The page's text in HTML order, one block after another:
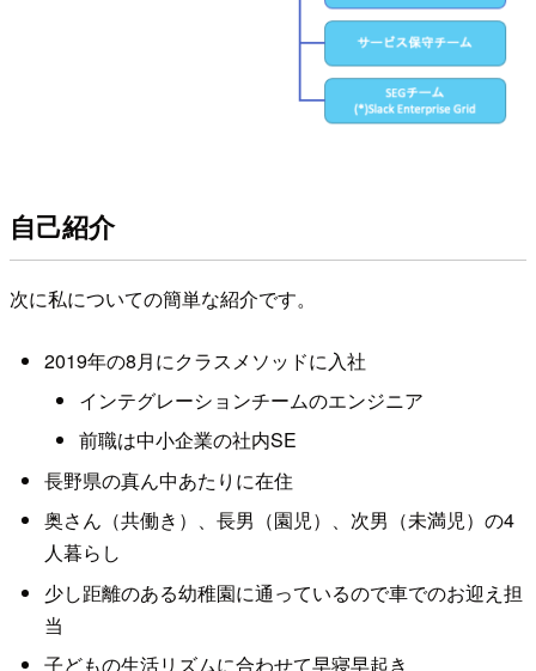
自己紹介
次に私についての簡単な紹介です。
2019年の8月にクラスメソッドに入社
インテグレーションチームのエンジニア
前職は中小企業の社内SE
長野県の真ん中あたりに在住
奥さん（共働き）、長男（園児）、次男（未満児）の4
人暮らし
少し距離のある幼稚園に通っているので車でのお迎え担
当
子どもの生活リズムに合わせて早寝早起き